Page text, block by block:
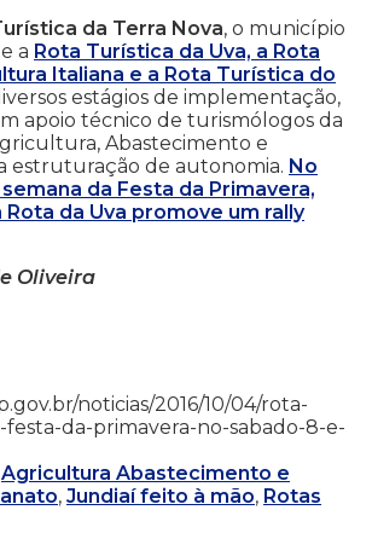
da Terra Nova, o município
a Rota Turística da Uva, a Rota
Italiana e a Rota Turística do
estágios de implementação,
apoio técnico de turismólogos da
Abastecimento e
estruturação de autonomia. No
da Festa da Primavera,
da Uva promove um rally
Oliveira
noticias/2016/10/04/rota-
da-primavera-no-sabado-8-e-
Agricultura Abastecimento e
, Jundiaí feito à mão, Rotas